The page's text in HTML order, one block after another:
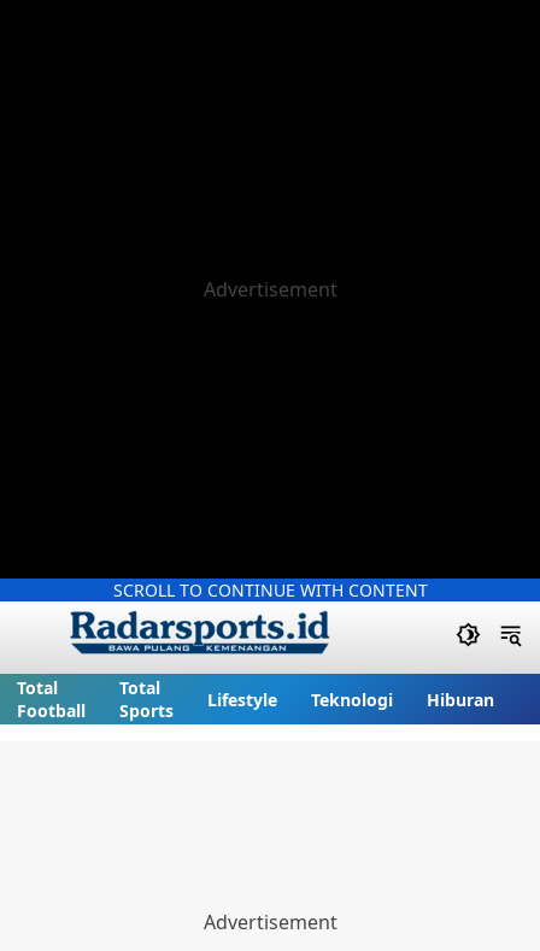
SCROLL TO CONTINUE WITH CONTENT
Total
Football
Total
Sports
Lifestyle Teknologi Hiburan